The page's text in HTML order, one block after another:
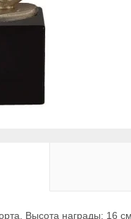
Высота награды: